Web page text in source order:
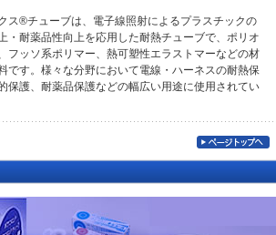
ス®チューブは、電子線照射によるプラスチックの
・耐薬品性向上を応用した耐熱チューブで、ポリオ
フッソ系ポリマー、熱可塑性エラストマーなどの材
です。様々な分野において電線・ハーネスの耐熱保
保護、耐薬品保護などの幅広い用途に使用されてい